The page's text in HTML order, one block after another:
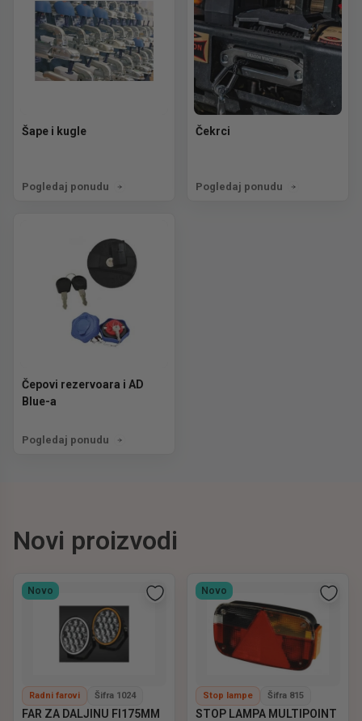
Šape i kugle
Pogledaj ponudu
Čekrci
Pogledaj ponudu
Čepovi rezervoara i AD
Blue-a
Pogledaj ponudu
Novi proizvodi
Novo
Radni farovi Šifra 1024
FAR ZA DALJINU FI175MM
Novo
Stop lampe Šifra 815
STOP LAMPA MULTIPOINT